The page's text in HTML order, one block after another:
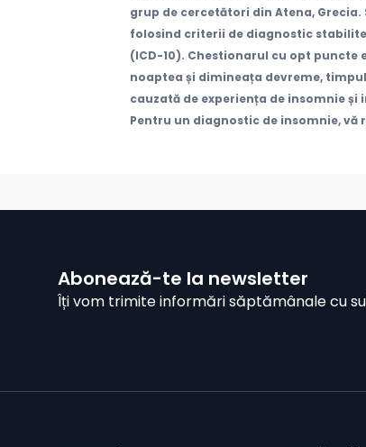
grup de cercetători din Atena,
folosind criterii de diagnostic
(ICD-10). Chestionarul cu opt
noaptea și dimineața devreme,
cauzată de experiența de insomnie
Pentru un diagnostic de insomnie,
Abonează-te la newsletter
Îți vom trimite informări săptămânale cu